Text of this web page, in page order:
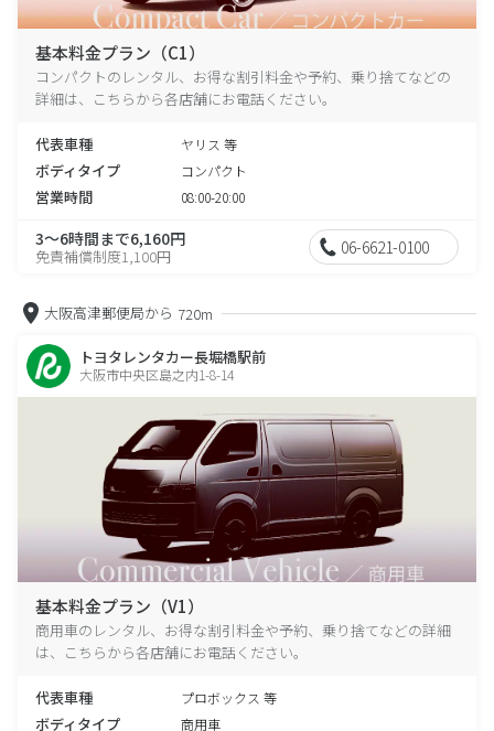
基本料金プラン（C1）
コンパクトのレンタル、お得な割引料金や予約、乗り捨てなどの
詳細は、こちらから各店舗にお電話ください。
代表車種 ヤリス 等
ボディタイプ コンパクト
営業時間 08:00-20:00
3～6時間まで6,160円
免責補償制度1,100円 06-6621-0100
大阪高津郵便局から 720m
トヨタレンタカー長堀橋駅前
大阪市中央区島之内1-8-14
基本料金プラン（V1）
商用車のレンタル、お得な割引料金や予約、乗り捨てなどの詳細
は、こちらから各店舗にお電話ください。
代表車種 プロボックス 等
ボディタイプ 商用車